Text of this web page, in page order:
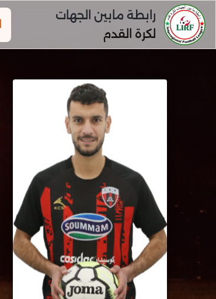
رابطة مابين الجهات
لكرة القدم